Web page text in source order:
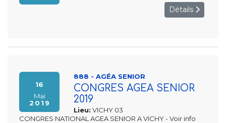
Détails
16
Mai
2019
888 - AGÉA SENIOR
CONGRES AGEA SENIOR
2019
Lieu: VICHY 03
CONGRES NATIONAL AGEA SENIOR A VICHY - Voir info